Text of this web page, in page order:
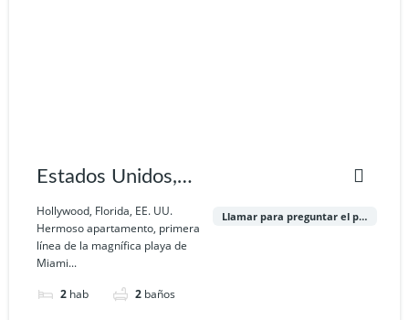
Estados Unidos,
Miami Hollywood,
The Tides AI 212
Hollywood, Florida, EE. UU.
Hermoso apartamento, primera
línea de la magnífica playa de
Miami...
2 hab 2 baños
Llamar para preguntar el precio